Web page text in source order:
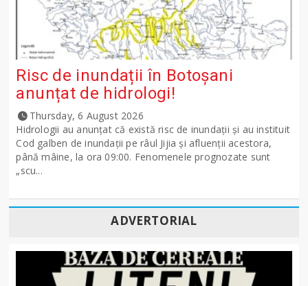
Risc de inundații în Botoșani
anunțat de hidrologi!
Thursday, 6 August 2026
Hidrologii au anunțat că există risc de inundații și au instituit
Cod galben de inundații pe râul Jijia și afluenții acestora,
până mâine, la ora 09:00. Fenomenele prognozate sunt
„scu...
ADVERTORIAL